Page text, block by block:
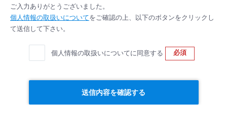
ご入力ありがとうございました。
個人情報の取扱いについてをご確認の上、以下のボタンをクリックし
て送信して下さい。
個人情報の取扱いについてに同意する 必須
送信内容を確認する